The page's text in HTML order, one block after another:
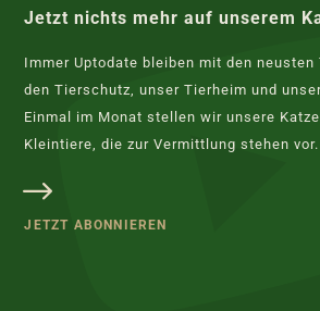
Jetzt nichts mehr auf unserem
Immer Uptodate bleiben mit den neusten
den Tierschutz, unser Tierheim und
Einmal im Monat stellen wir unsere
Kleintiere, die zur Vermittlung stehen vor.
JETZT ABONNIEREN